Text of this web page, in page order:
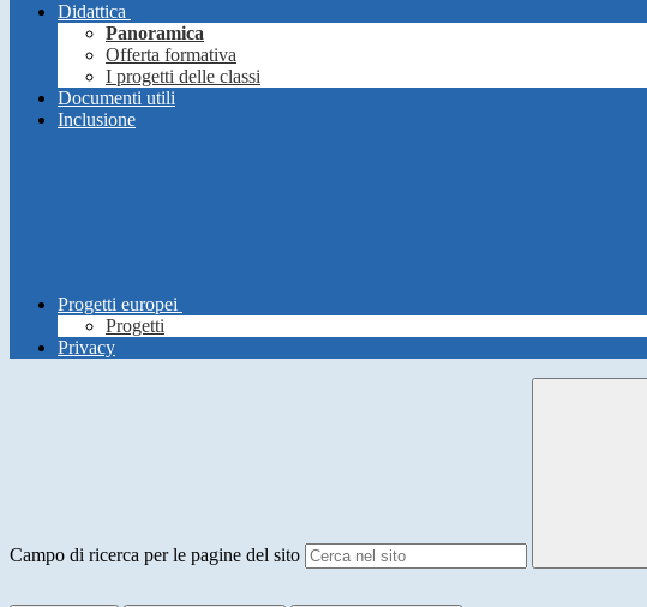
Didattica
Panoramica
Offerta formativa
I progetti delle classi
Documenti utili
Inclusione
Progetti europei
Progetti
Privacy
Campo di ricerca per le pagine del sito